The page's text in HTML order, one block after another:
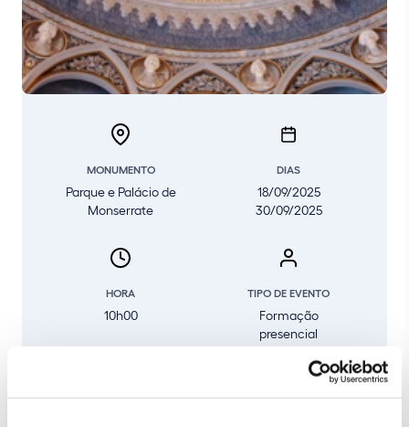
MONUMENTO
Parque e Palácio de
Monserrate
DIAS
18/09/2025
30/09/2025
HORA
10h00
TIPO DE EVENTO
Formação
presencial